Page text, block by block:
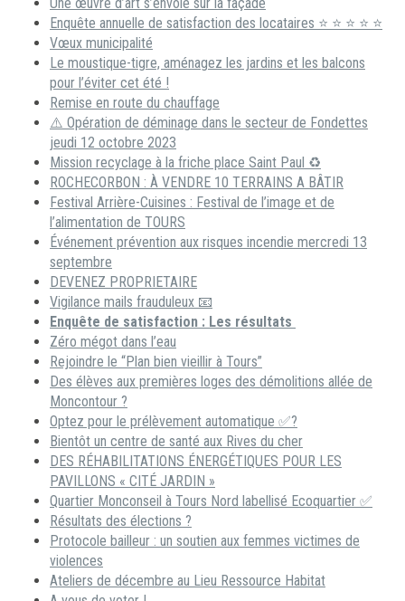
Enquête annuelle de satisfaction des locataires ⭐ ⭐ ⭐ ⭐ ⭐
Vœux municipalité
Le moustique-tigre, aménagez les jardins et les balcons
pour l’éviter cet été !
Remise en route du chauffage
⚠️ Opération de déminage dans le secteur de Fondettes
jeudi 12 octobre 2023
Mission recyclage à la friche place Saint Paul ♻️
ROCHECORBON : À VENDRE 10 TERRAINS A BÂTIR
Festival Arrière-Cuisines : Festival de l’image et de
l’alimentation de TOURS
Événement prévention aux risques incendie mercredi 13
septembre
DEVENEZ PROPRIETAIRE
Vigilance mails frauduleux 📧
Enquête de satisfaction : Les résultats
Zéro mégot dans l’eau
Rejoindre le “Plan bien vieillir à Tours”
Des élèves aux premières loges des démolitions allée de
Moncontour ?
Optez pour le prélèvement automatique ✅?
Bientôt un centre de santé aux Rives du cher
DES RÉHABILITATIONS ÉNERGÉTIQUES POUR LES
PAVILLONS « CITÉ JARDIN »
Quartier Monconseil à Tours Nord labellisé Ecoquartier ✅
Résultats des élections ?
Protocole bailleur : un soutien aux femmes victimes de
violences
Ateliers de décembre au Lieu Ressource Habitat